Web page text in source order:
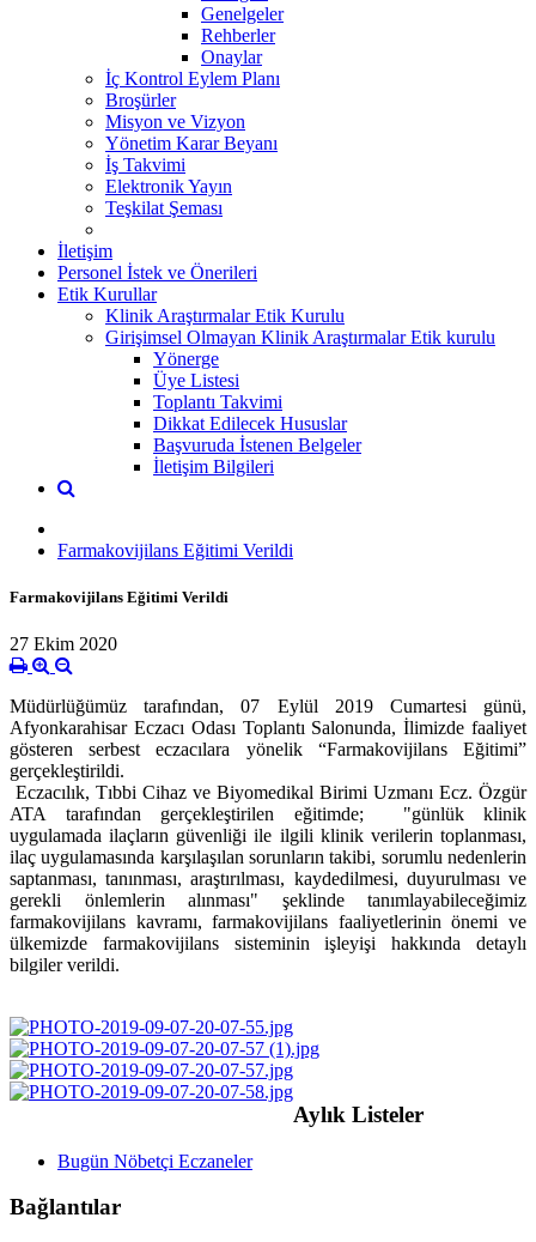
Genelgeler
Rehberler
Onaylar
İç Kontrol Eylem Planı
Broşürler
Misyon ve Vizyon
Yönetim Karar Beyanı
İş Takvimi
Elektronik Yayın
Teşkilat Şeması
İletişim
Personel İstek ve Önerileri
Etik Kurullar
Klinik Araştırmalar Etik Kurulu
Girişimsel Olmayan Klinik Araştırmalar Etik kurulu
Yönerge
Üye Listesi
Toplantı Takvimi
Dikkat Edilecek Hususlar
Başvuruda İstenen Belgeler
İletişim Bilgileri
Farmakovijilans Eğitimi Verildi
Farmakovijilans Eğitimi Verildi
27 Ekim 2020
Müdürlüğümüz tarafından, 07 Eylül 2019 Cumartesi günü,
Afyonkarahisar Eczacı Odası Toplantı Salonunda, İlimizde faaliyet
gösteren serbest eczacılara yönelik “Farmakovijilans Eğitimi”
gerçekleştirildi.
Eczacılık, Tıbbi Cihaz ve Biyomedikal Birimi Uzmanı Ecz. Özgür
ATA tarafından gerçekleştirilen eğitimde; "günlük klinik
uygulamada ilaçların güvenliği ile ilgili klinik verilerin toplanması,
ilaç uygulamasında karşılaşılan sorunların takibi, sorumlu nedenlerin
saptanması, tanınması, araştırılması, kaydedilmesi, duyurulması ve
gerekli önlemlerin alınması" şeklinde tanımlayabileceğimiz
farmakovijilans kavramı, farmakovijilans faaliyetlerinin önemi ve
ülkemizde farmakovijilans sisteminin işleyişi hakkında detaylı
bilgiler verildi.
Aylık Listeler
Bugün Nöbetçi Eczaneler
Bağlantılar